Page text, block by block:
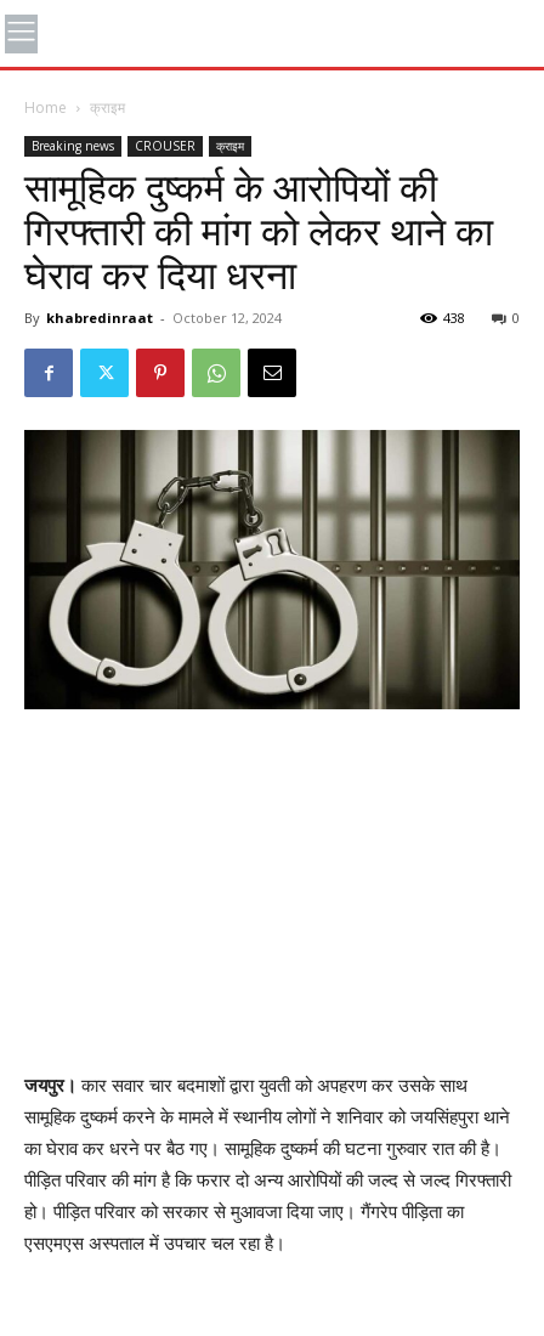
Home क्राइम
Breaking news CROUSER क्राइम
सामूहिक दुष्कर्म के आरोपियों की
गिरफ्तारी की मांग को लेकर थाने का
घेराव कर दिया धरना
By khabredinraat - October 12, 2024 0
438
जयपुर। कार सवार चार बदमाशों द्वारा युवती को अपहरण कर उसके साथ
सामूहिक दुष्कर्म करने के मामले में स्थानीय लोगों ने शनिवार को जयसिंहपुरा थाने
का घेराव कर धरने पर बैठ गए। सामूहिक दुष्कर्म की घटना गुरुवार रात की है।
पीड़ित परिवार की मांग है कि फरार दो अन्य आरोपियों की जल्द से जल्द गिरफ्तारी
हो। पीड़ित परिवार को सरकार से मुआवजा दिया जाए। गैंगरेप पीड़िता का
एसएमएस अस्पताल में उपचार चल रहा है।